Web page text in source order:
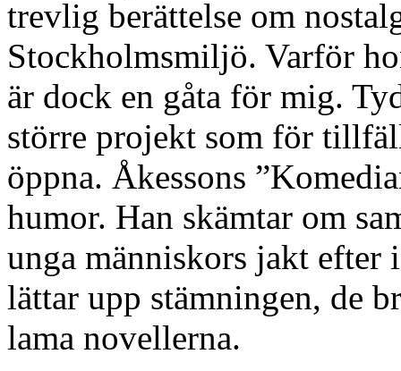
trevlig berättelse om
Stockholmsmiljö. Varför
är dock en gåta för mig.
större projekt som för
öppna. Åkessons
humor. Han skämtar om
unga människors jakt
lättar upp stämningen, de
lama novellerna.